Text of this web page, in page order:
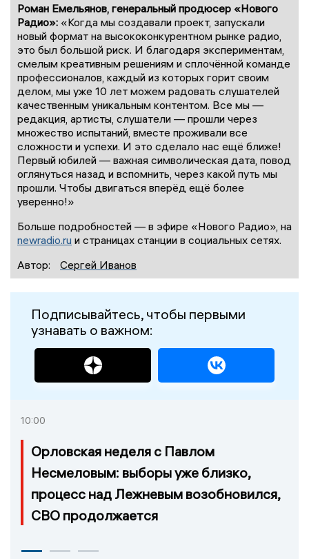
Роман Емельянов, генеральный продюсер «Нового
Радио»: «Когда мы создавали проект, запускали
новый формат на высококонкурентном рынке радио,
это был большой риск. И благодаря экспериментам,
смелым креативным решениям и сплочённой команде
профессионалов, каждый из которых горит своим
делом, мы уже 10 лет можем радовать слушателей
качественным уникальным контентом. Все мы —
редакция, артисты, слушатели — прошли через
множество испытаний, вместе проживали все
сложности и успехи. И это сделало нас ещё ближе!
Первый юбилей — важная символическая дата, повод
оглянуться назад и вспомнить, через какой путь мы
прошли. Чтобы двигаться вперёд ещё более
уверенно!»
Больше подробностей — в эфире «Нового Радио», на
newradio.ru и страницах станции в социальных сетях.
Автор:
Сергей Иванов
Подписывайтесь, чтобы первыми
узнавать о важном:
10:00
Орловская неделя с Павлом
Несмеловым: выборы уже близко,
процесс над Лежневым возобновился,
СВО продолжается